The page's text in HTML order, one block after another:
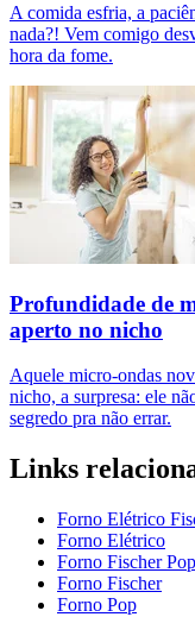
A comida esfria, a
nada?! Vem comigo
hora da fome.
Profundidade de
aperto no nicho
Aquele micro-ondas
nicho, a surpresa: ele
segredo pra não errar.
Links
Forno Elétrico
Forno Elétrico
Forno Fischer Pop
Forno Fischer
Forno Pop